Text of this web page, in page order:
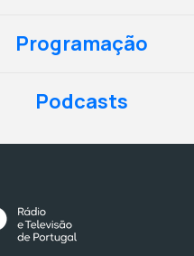
Programação
Podcasts